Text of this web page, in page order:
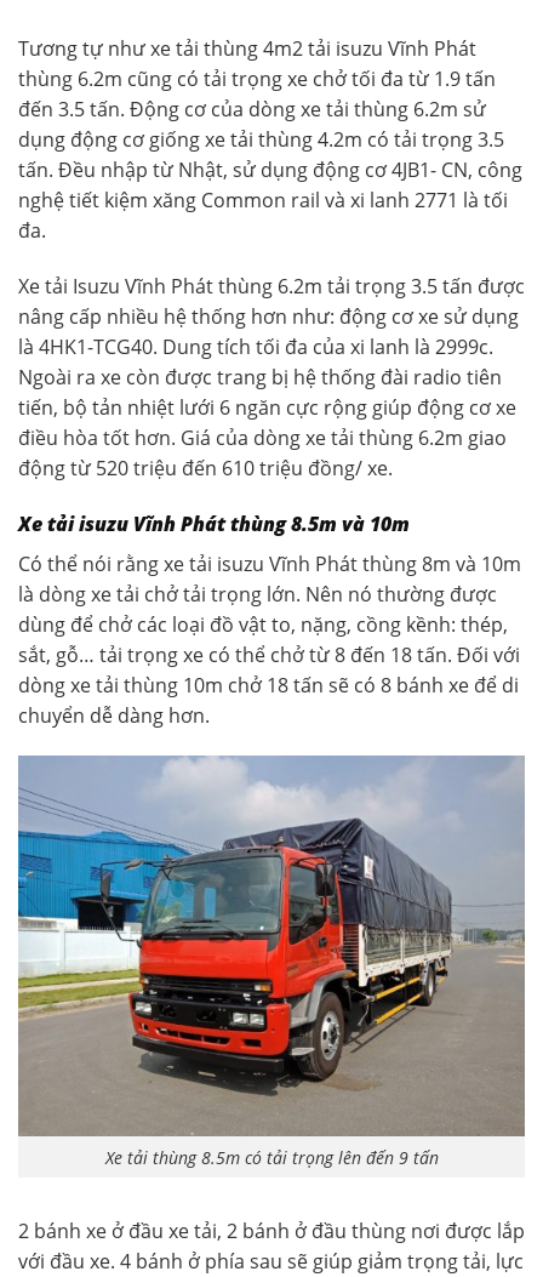
Tương tự như xe tải thùng 4m2 tải isuzu Vĩnh Phát
thùng 6.2m cũng có tải trọng xe chở tối đa từ 1.9 tấn
đến 3.5 tấn. Động cơ của dòng xe tải thùng 6.2m sử
dụng động cơ giống xe tải thùng 4.2m có tải trọng 3.5
tấn. Đều nhập từ Nhật, sử dụng động cơ 4JB1- CN, công
nghệ tiết kiệm xăng Common rail và xi lanh 2771 là tối
đa.
Xe tải Isuzu Vĩnh Phát thùng 6.2m tải trọng 3.5 tấn được
nâng cấp nhiều hệ thống hơn như: động cơ xe sử dụng
là 4HK1-TCG40. Dung tích tối đa của xi lanh là 2999c.
Ngoài ra xe còn được trang bị hệ thống đài radio tiên
tiến, bộ tản nhiệt lưới 6 ngăn cực rộng giúp động cơ xe
điều hòa tốt hơn. Giá của dòng xe tải thùng 6.2m giao
động từ 520 triệu đến 610 triệu đồng/ xe.
Xe tải isuzu Vĩnh Phát thùng 8.5m và 10m
Có thể nói rằng xe tải isuzu Vĩnh Phát thùng 8m và 10m
là dòng xe tải chở tải trọng lớn. Nên nó thường được
dùng để chở các loại đồ vật to, nặng, cồng kềnh: thép,
sắt, gỗ… tải trọng xe có thể chở từ 8 đến 18 tấn. Đối với
dòng xe tải thùng 10m chở 18 tấn sẽ có 8 bánh xe để di
chuyển dễ dàng hơn.
Xe tải thùng 8.5m có tải trọng lên đến 9 tấn
2 bánh xe ở đầu xe tải, 2 bánh ở đầu thùng nơi được lắp
với đầu xe. 4 bánh ở phía sau sẽ giúp giảm trọng tải, lực